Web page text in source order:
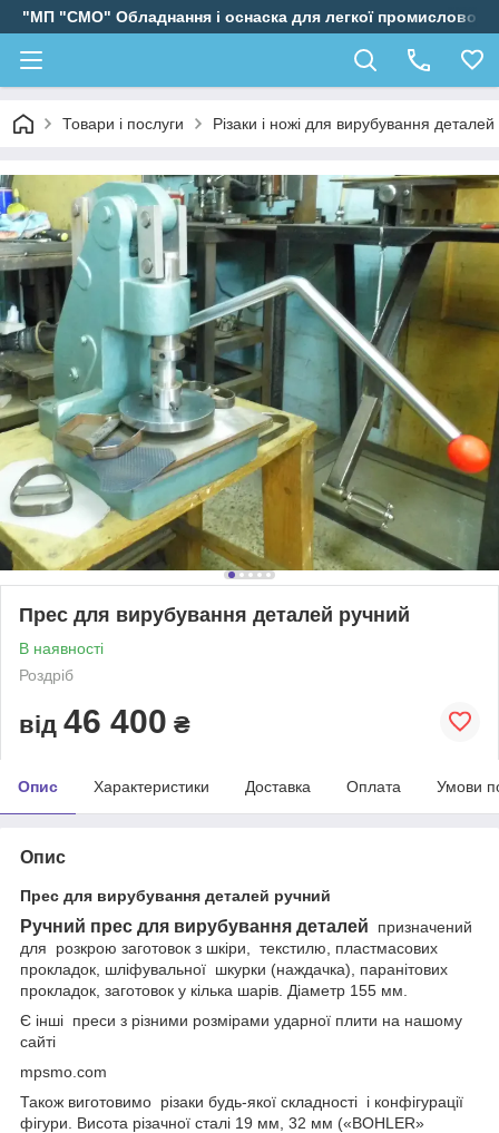
"МП "СМО" Обладнання і оснаска для легкої промисловості
Товари і послуги Різаки і ножі для вирубування деталей
Прес для вирубування деталей ручний
В наявності
Роздріб
від 46 400 ₴
Опис Характеристики Доставка Оплата Умови
Опис
Прес для вирубування деталей ручний
Ручний прес для вирубування деталей
призначений
для
розкрою заготовок з шкіри,
текстилю, пластмасових
прокладок, шліфувальної шкурки (наждачка), паранітових
прокладок, заготовок у кілька шарів. Діаметр 155 мм.
Є інші преси з різними розмірами ударної плити на нашому
сайті
mpsmo.com
Також виготовимо різаки будь-якої складності і конфігурації
фігури. Висота різачної сталі 19 мм, 32 мм («BOHLER»